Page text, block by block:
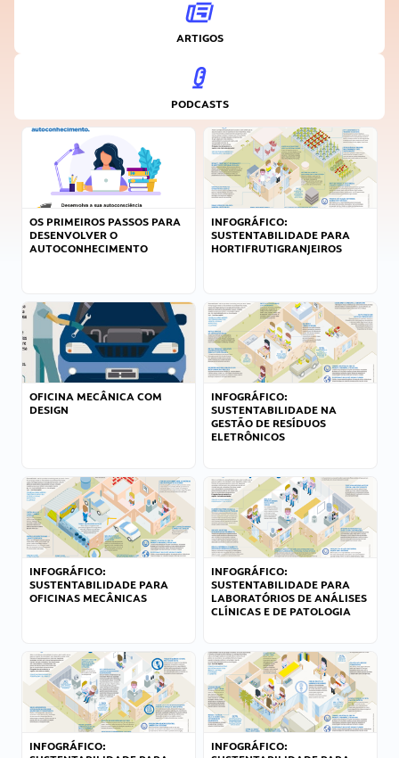
ARTIGOS
PODCASTS
OS PRIMEIROS PASSOS PARA
DESENVOLVER O
AUTOCONHECIMENTO
INFOGRÁFICO:
SUSTENTABILIDADE PARA
HORTIFRUTIGRANJEIROS
OFICINA MECÂNICA COM
DESIGN
INFOGRÁFICO:
SUSTENTABILIDADE NA
GESTÃO DE RESÍDUOS
ELETRÔNICOS
INFOGRÁFICO:
SUSTENTABILIDADE PARA
OFICINAS MECÂNICAS
INFOGRÁFICO:
SUSTENTABILIDADE PARA
LABORATÓRIOS DE ANÁLISES
CLÍNICAS E DE PATOLOGIA
INFOGRÁFICO:
INFOGRÁFICO: